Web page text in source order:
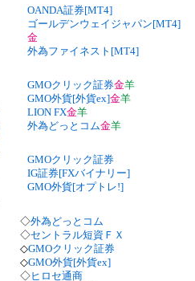
OANDA証券[MT4]
ゴールデンウェイジャパン[MT4]
金
外為ファイネスト[MT4]
GMOクリック証券金羊
GMO外貨[外貨ex]金羊
LION FX金羊
外為どっとコム金羊
GMOクリック証券
IG証券[FXバイナリー]
GMO外貨[オプトレ!]
◇外為どっとコム
◇セントラル短資ＦＸ
◇GMOクリック証券
◇GMO外貨[外貨ex]
◇ヒロセ通商